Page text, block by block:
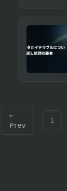
←
Prev
1